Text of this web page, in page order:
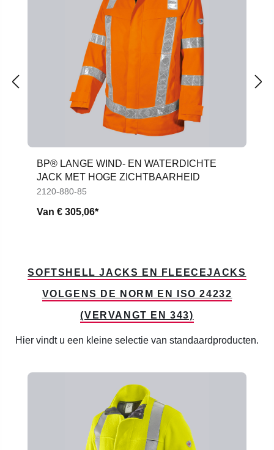
BP® LANGE WIND- EN WATERDICHTE
JACK MET HOGE ZICHTBAARHEID
2120-880-85
Van € 305,06*
SOFTSHELL JACKS EN FLEECEJACKS
VOLGENS DE NORM EN ISO 24232
(VERVANGT EN 343)
Hier vindt u een kleine selectie van standaardproducten.
Productgalerij overslaan